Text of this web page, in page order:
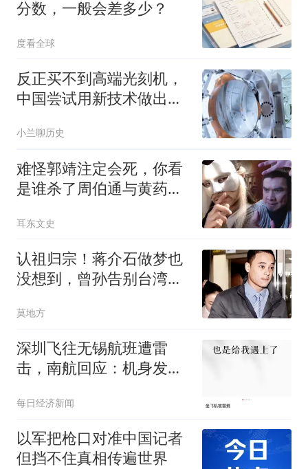
分数，一般会差多少？
度看全球
反正买不到高端光刻机，
中国尝试用新技术做出
小兰聊历史
难怪郭靖注定会死，你看
是谁杀了周伯通与黄药
耳东文史
认祖归宗！蒋介石做梦也
没想到，曾孙告别台湾，
莫地方
深圳飞往无锡航班遭雷
击，南航回应：机身发现
每日经济新闻
以军把枪口对准中国记者
但挡不住真相传遍世界